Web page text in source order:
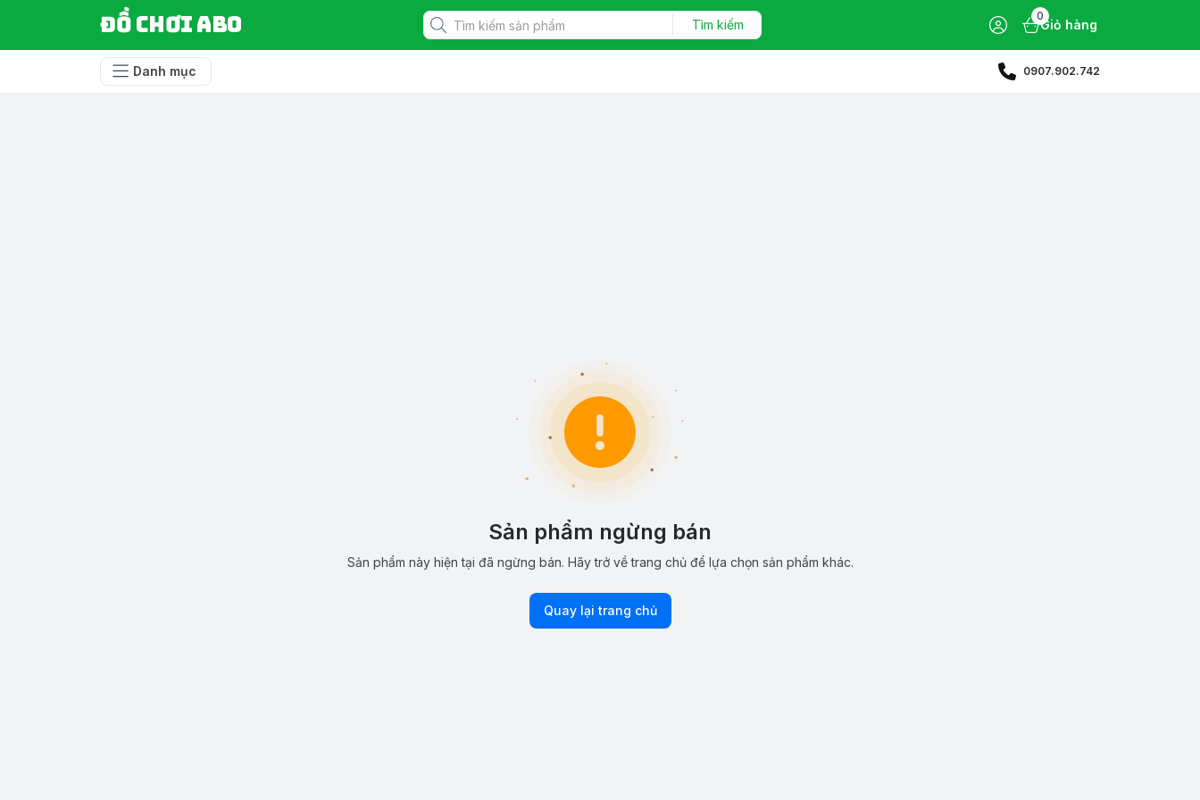
Đồ chơi ABO Tìm kiếm
0
Giỏ hàng
Danh mục 0907.902.742
Sản phẩm ngừng bán
Sản phẩm này hiện tại đã ngừng bán. Hãy trở về trang chủ để lựa chọn sản phẩm khác.
Quay lại trang chủ